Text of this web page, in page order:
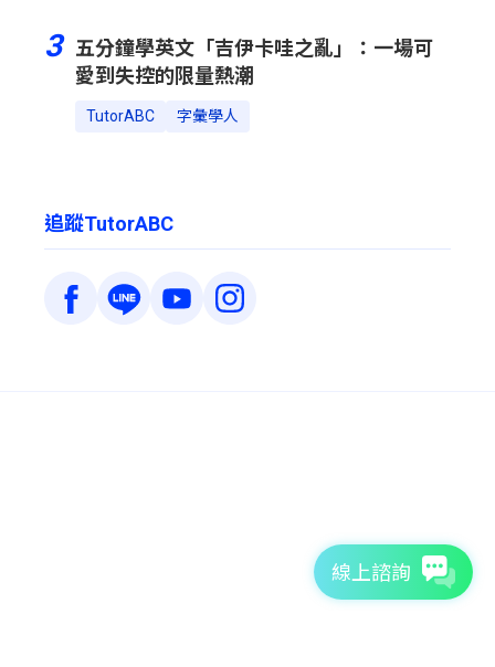
3
五分鐘學英文「吉伊卡哇之亂」：一場可
愛到失控的限量熱潮
TutorABC 字彙學人
追蹤TutorABC
線上諮詢